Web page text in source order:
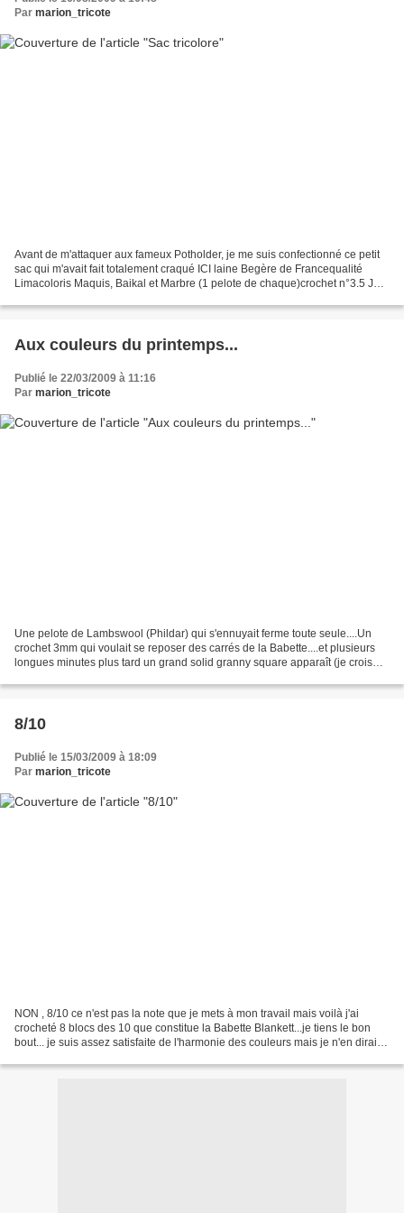
Par marion_tricote
Avant de m'attaquer aux fameux Potholder, je me suis confectionné ce petit
sac qui m'avait fait totalement craqué ICI laine Begère de Francequalité
Limacoloris Maquis, Baikal et Marbre (1 pelote de chaque)crochet n°3.5 Je
Aux couleurs du printemps...
Publié le 22/03/2009 à 11:16
Par marion_tricote
Une pelote de Lambswool (Phildar) qui s'ennuyait ferme toute seule....Un
crochet 3mm qui voulait se reposer des carrés de la Babette....et plusieurs
longues minutes plus tard un grand solid granny square apparaît (je crois
8/10
Publié le 15/03/2009 à 18:09
Par marion_tricote
NON , 8/10 ce n'est pas la note que je mets à mon travail mais voilà j'ai
crocheté 8 blocs des 10 que constitue la Babette Blankett...je tiens le bon
bout... je suis assez satisfaite de l'harmonie des couleurs mais je n'en dirais